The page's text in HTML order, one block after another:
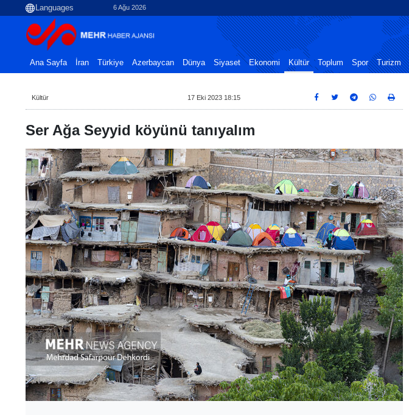
6 Ağu 2026
Ana Sayfa İran Türkiye Azerbaycan Dünya Siyaset Ekonomi Kültür Toplum Spor Turizm
Kültür 17 Eki 2023 18:15
Ser Ağa Seyyid köyünü tanıyalım